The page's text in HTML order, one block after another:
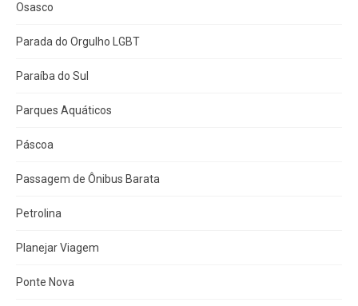
Osasco
Parada do Orgulho LGBT
Paraíba do Sul
Parques Aquáticos
Páscoa
Passagem de Ônibus Barata
Petrolina
Planejar Viagem
Ponte Nova